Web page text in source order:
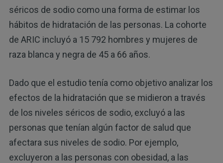
séricos de sodio como una forma de estimar los
hábitos de hidratación de las personas. La cohorte
de ARIC incluyó a 15 792 hombres y mujeres de
raza blanca y negra de 45 a 66 años.
Dado que el estudio tenía como objetivo analizar los
efectos de la hidratación que se midieron a través
de los niveles séricos de sodio, excluyó a las
personas que tenían algún factor de salud que
afectara sus niveles de sodio. Por ejemplo,
excluyeron a las personas con obesidad, a las